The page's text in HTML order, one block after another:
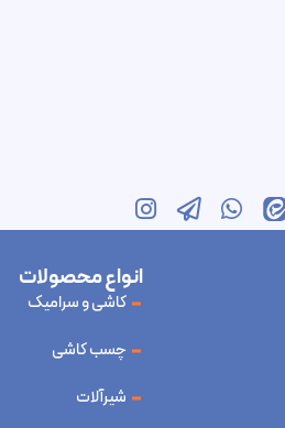
انواع محصولات
کاشی و سرامیک
چسب کاشی
شیرآلات